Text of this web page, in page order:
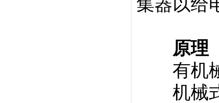
集器以给
原理
有机械
机械式